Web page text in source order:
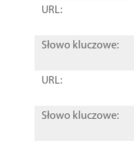
URL:
Słowo kluczowe:
URL:
Słowo kluczowe: